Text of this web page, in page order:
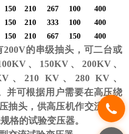
150 210 267 100 400
150 210 333 100 400
150 210 667 150 400
200V的串级抽头，可二台或
、 150KV、 200KV、
、210 KV 、 280 KV 、
并可根据用户需要在高压绕
抽头，供高压机作交流耐压
格的试验变压器。